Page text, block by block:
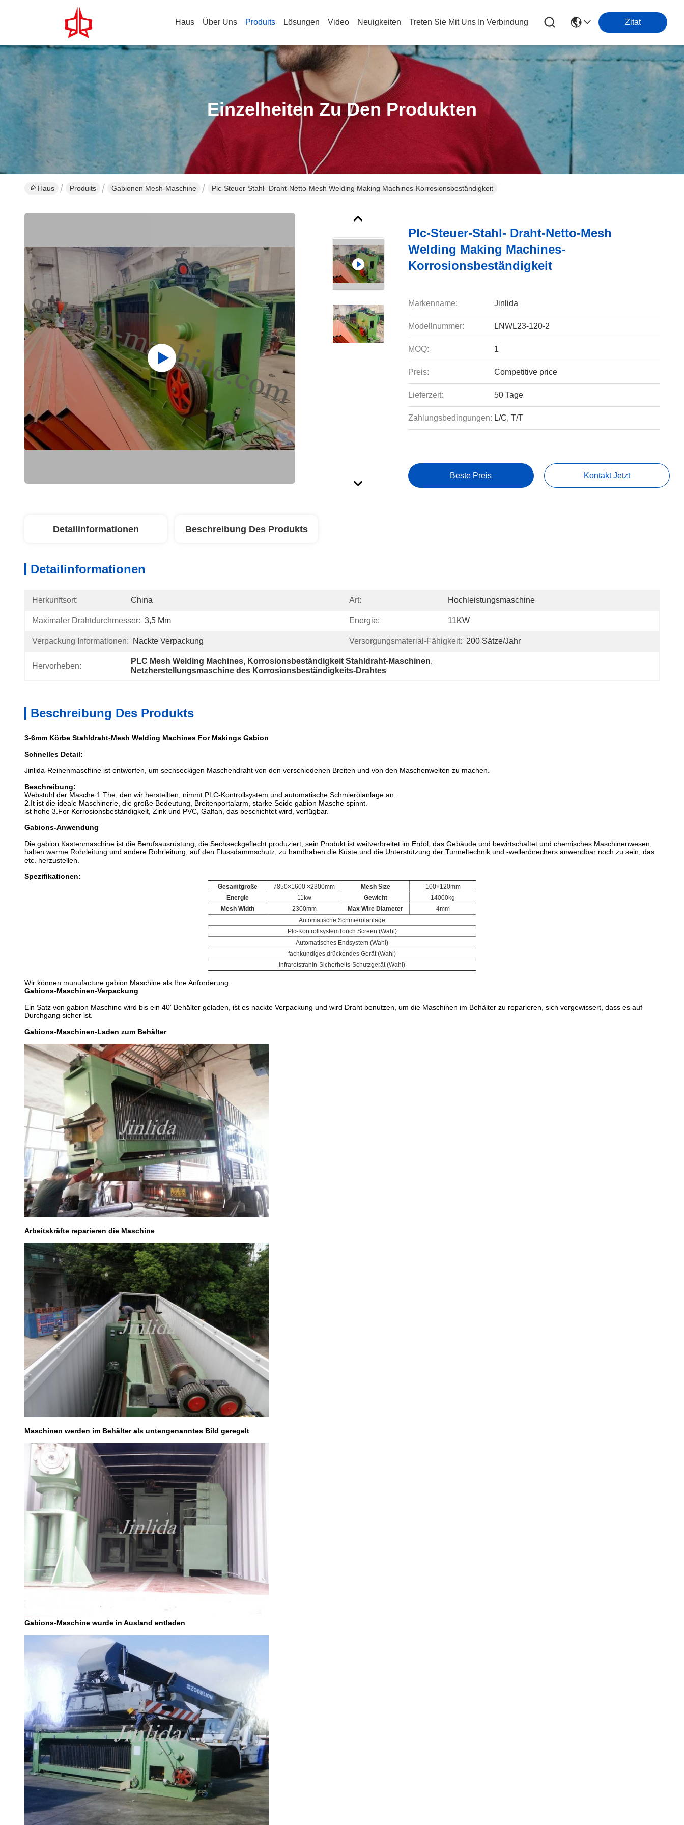
Haus Über Uns Produits Lösungen Video Neuigkeiten Treten Sie Mit Uns In Verbindung Zitat
Einzelheiten Zu Den Produkten
Haus Produits Gabionen Mesh-Maschine Plc-Steuer-Stahl- Draht-Netto-Mesh Welding Making Machines-Korrosionsbeständigkeit
Plc-Steuer-Stahl- Draht-Netto-Mesh
Welding Making Machines-
Korrosionsbeständigkeit
Markenname: Jinlida
Modellnummer: LNWL23-120-2
MOQ: 1
Preis: Competitive price
Lieferzeit: 50 Tage
Zahlungsbedingungen: L/C, T/T
Beste Preis Kontakt Jetzt
Detailinformationen Beschreibung Des Produkts
Detailinformationen
Herkunftsort: China Art: Hochleistungsmaschine
Maximaler Drahtdurchmesser: 3,5 Mm Energie: 11KW
Verpackung Informationen: Nackte Verpackung Versorgungsmaterial-Fähigkeit: 200 Sätze/Jahr
Hervorheben:
PLC Mesh Welding Machines, Korrosionsbeständigkeit Stahldraht-Maschinen,
Netzherstellungsmaschine des Korrosionsbeständigkeits-Drahtes
Beschreibung Des Produkts
3-6mm Körbe Stahldraht-Mesh Welding Machines For Makings Gabion
Schnelles Detail:
Jinlida-Reihenmaschine ist entworfen, um sechseckigen Maschendraht von den verschiedenen Breiten und von den Maschenweiten zu machen.
Beschreibung:
Webstuhl der Masche 1.The, den wir herstellten, nimmt PLC-Kontrollsystem und automatische Schmierölanlage an.
2.It ist die ideale Maschinerie, die große Bedeutung, Breitenportalarm, starke Seide gabion Masche spinnt.
ist hohe 3.For Korrosionsbeständigkeit, Zink und PVC, Galfan, das beschichtet wird, verfügbar.
Gabions-Anwendung
Die gabion Kastenmaschine ist die Berufsausrüstung, die Sechseckgeflecht produziert, sein Produkt ist weitverbreitet im Erdöl, das Gebäude und bewirtschaftet und chemisches Maschinenwesen,
halten warme Rohrleitung und andere Rohrleitung, auf den Flussdammschutz, zu handhaben die Küste und die Unterstützung der Tunneltechnik und -wellenbrechers anwendbar noch zu sein, das
etc. herzustellen.
Spezifikationen:
Gesamtgröße 7850×1600 ×2300mm Mesh Size
100×120mm
Energie
11kw Gewicht
14000kg
Mesh Width
2300mm Max Wire Diameter
4mm
Automatische Schmierölanlage
Plc-KontrollsystemTouch Screen (Wahl)
Automatisches Endsystem (Wahl)
fachkundiges drückendes Gerät (Wahl)
Infrarotstrahln-Sicherheits-Schutzgerät (Wahl)
Wir können munufacture gabion Maschine als Ihre Anforderung.
Gabions-Maschinen-Verpackung
Ein Satz von gabion Maschine wird bis ein 40' Behälter geladen, ist es nackte Verpackung und wird Draht benutzen, um die Maschinen im Behälter zu reparieren, sich vergewissert, dass es auf
Durchgang sicher ist.
Gabions-Maschinen-Laden zum Behälter
Arbeitskräfte reparieren die Maschine
Maschinen werden im Behälter als untengenanntes Bild geregelt
Gabions-Maschine wurde in Ausland entladen